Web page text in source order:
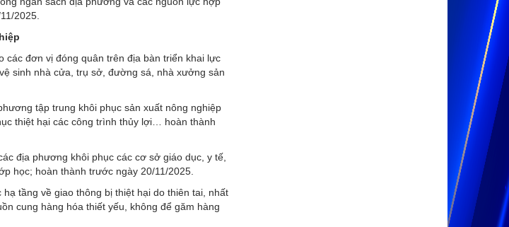
2025.
đơn vị đóng quân trên địa bàn triển khai lực
sinh nhà cửa, trụ sở, đường sá, nhà xưởng sản
tập trung khôi phục sản xuất nông nghiệp
thiệt hại các công trình thủy lợi… hoàn thành
địa phương khôi phục các cơ sở giáo dục, y tế,
học; hoàn thành trước ngày 20/11/2025.
tầng về giao thông bị thiệt hại do thiên tai, nhất
cung hàng hóa thiết yếu, không để găm hàng